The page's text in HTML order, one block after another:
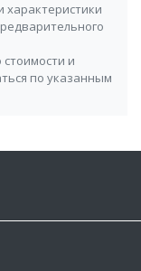
характеристики
и
по указанным